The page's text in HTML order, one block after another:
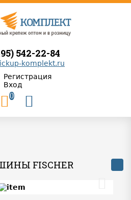
542-22-84
komplekt.ru
Регистрация
Вход
0
FISCHER